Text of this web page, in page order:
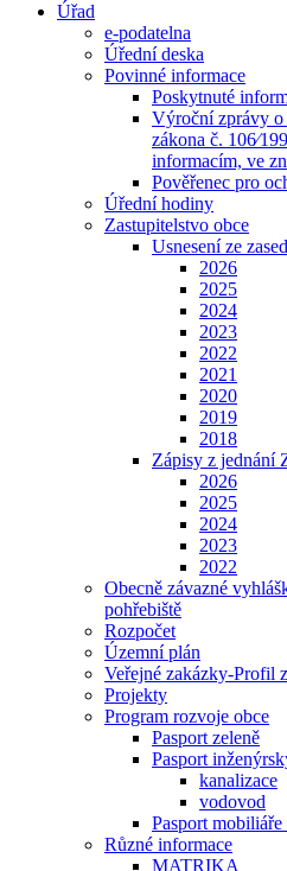
Úřad
e-podatelna
Úřední deska
Povinné informace
Poskytnuté
Výroční zprávy
zákona č.
informacím, ve
Pověřenec pro
Úřední hodiny
Zastupitelstvo obce
Usnesení ze
2026
2025
2024
2023
2022
2021
2020
2019
2018
Zápisy z jednání
2026
2025
2024
2023
2022
Obecně závazné
pohřebiště
Rozpočet
Územní plán
Veřejné zakázky-Profil
Projekty
Program rozvoje obce
Pasport zeleně
Pasport
kanalizace
vodovod
Pasport
Různé informace
MATRIKA